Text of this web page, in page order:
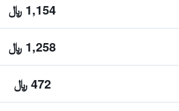
1,154 ﷼
1,258 ﷼
472 ﷼